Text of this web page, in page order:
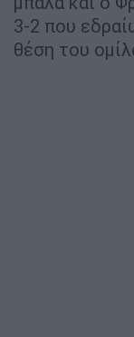
3-2 που
θέση του